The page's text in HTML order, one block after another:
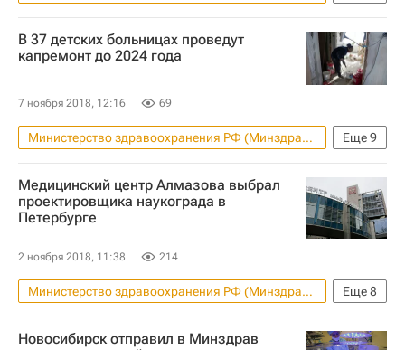
Новости - Недвижимость
Владимирская область
В 37 детских больницах проведут
капремонт до 2024 года
7 ноября 2018, 12:16 69
Еще9
Министерство здравоохранения РФ (Минздрав России)
Новости - Недвижимость
Татьяна Яковлева
Ремонт
Медучреждения
Больницы
Нацпроекты
Инфраструктура
Россия
Медицинский центр Алмазова выбрал
проектировщика наукограда в
Петербурге
2 ноября 2018, 11:38 214
Еще8
Министерство здравоохранения РФ (Минздрав России)
Новости - Недвижимость
Санкт-Петербург
Новосибирск отправил в Минздрав